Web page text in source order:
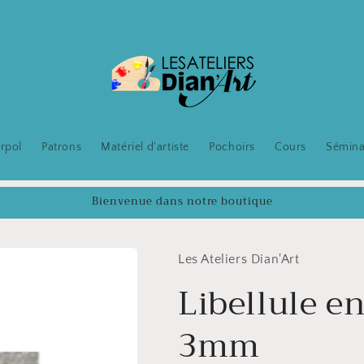
Patrons Matériel d'artiste Pochoirs Cours
Bienvenue dans notre boutique
Les Ateliers Dian'Art
Libellule
3mm